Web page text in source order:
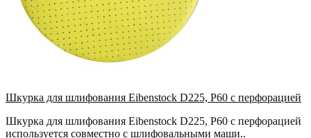
Шкурка для шлифования Eibenstock D225, P60 с перфорацией
Шкурка для шлифования Eibenstock D225, P60 с перфорацией
используется совместно с шлифовальными маши..